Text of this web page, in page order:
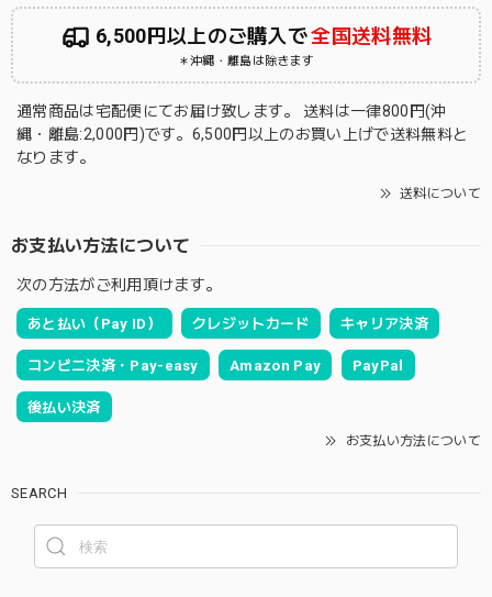
6,500円以上のご購入で全国送料無料
＊沖縄・離島は除きます
通常商品は宅配便にてお届け致します。 送料は一律800円(沖
縄・離島:2,000円)です。6,500円以上のお買い上げで送料無料と
なります。
送料について
お支払い方法について
次の方法がご利用頂けます。
あと払い（Pay ID） クレジットカード キャリア決済
コンビニ決済・Pay-easy Amazon Pay PayPal
後払い決済
お支払い方法について
SEARCH